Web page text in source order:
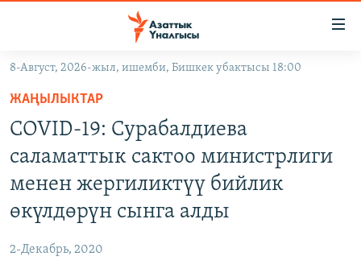
Навигацияга
өтүңүз
Издөөгө
салыңыз
БҮГҮН АЗАТТЫКТА
ПОДКАСТ
8-Август, 2026-жыл, ишемби, Бишкек убактысы 18:00
ЖАҢЫЛЫКТАР
COVID-19: Сурабалдиева
саламаттык сактоо министрлиги
менен жергиликтүү бийлик
өкүлдөрүн сынга алды
2-Декабрь, 2020